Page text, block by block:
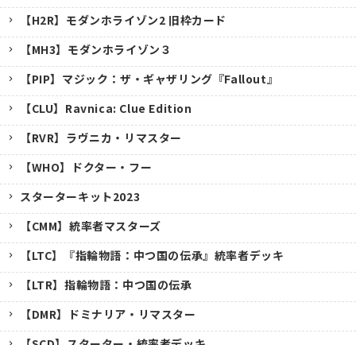
【H2R】モダンホライゾン2 旧枠カード
【MH3】モダンホライゾン３
【PIP】マジック：ザ・ギャザリング『Fallout』
【CLU】Ravnica: Clue Edition
【RVR】ラヴニカ・リマスター
【WHO】ドクター・フー
スターターキット2023
【CMM】統率者マスターズ
【LTC】『指輪物語：中つ国の伝承』統率者デッキ
【LTR】指輪物語：中つ国の伝承
【DMR】ドミナリア・リマスター